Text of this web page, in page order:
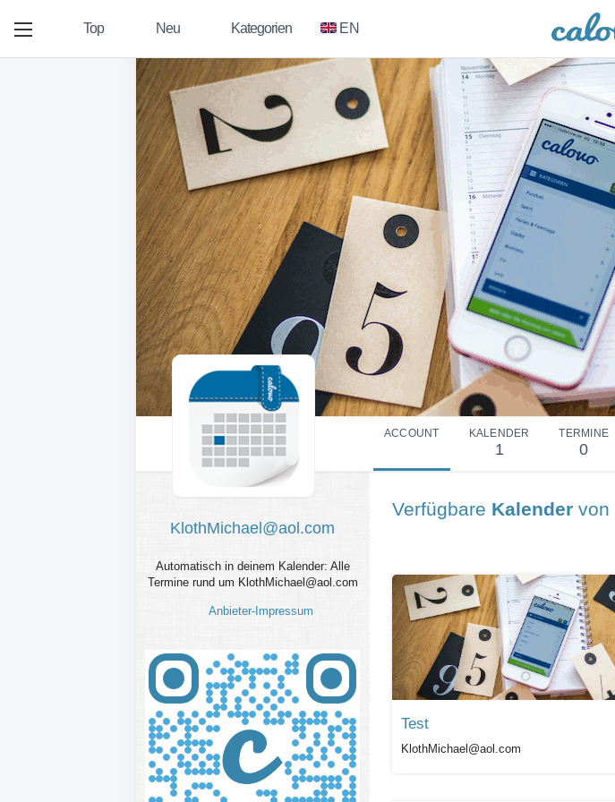
Top Neu Kategorien EN
ACCOUNT KALENDER
1
TERMINE
0
KlothMichael@aol.com
Automatisch in deinem Kalender: Alle
Termine rund um KlothMichael@aol.com
Anbieter-Impressum
Verfügbare Kalender von
Test
KlothMichael@aol.com